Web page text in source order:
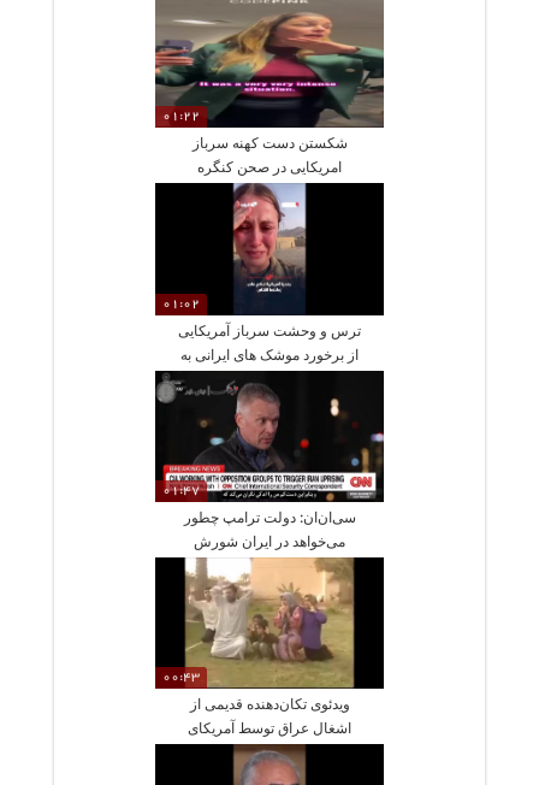
01:22
شکستن دست کهنه سرباز
امریکایی در صحن کنگره
01:02
ترس و وحشت سرباز آمریکایی
از برخورد موشک های ایرانی به
پایگاه بحرین
01:47
سی‌ان‌ان: دولت ترامپ چطور
می‌خواهد در ایران شورش
مسلحانه راه بیاندازند؟!
00:43
ویدئوی تکان‌دهنده قدیمی از
اشغال عراق توسط آمریکای